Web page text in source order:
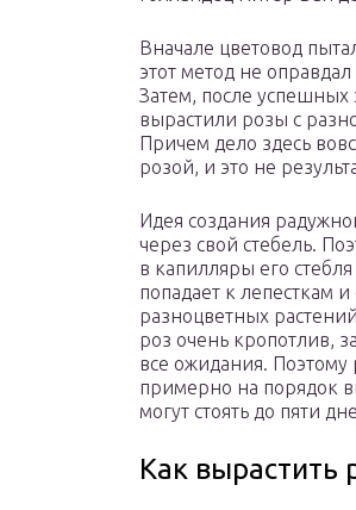
Вначале цветовод
этот метод не
Затем, после успешных
вырастили розы с
Причем дело здесь
розой, и это не
Идея создания
через свой стебель.
в капилляры его
попадает к лепесткам
разноцветных
роз очень кропотлив,
все ожидания. Поэтому
примерно на порядок
могут стоять до пяти
Как вырастить